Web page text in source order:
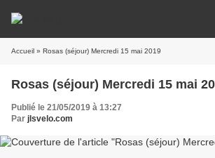
Accueil » Rosas (séjour) Mercredi 15 mai 2019
Rosas (séjour) Mercredi 15 mai
Publié le 21/05/2019 à 13:27
Par jlsvelo.com